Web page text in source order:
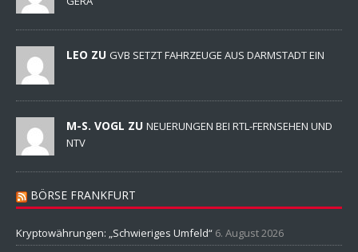
LEO ZU GVB SETZT FAHRZEUGE AUS DARMSTADT EIN
M-S. VOGL ZU NEUERUNGEN BEI RTL-FERNSEHEN UND
NTV
BÖRSE FRANKFURT
Kryptowährungen: „Schwieriges Umfeld“ 6. August 2026